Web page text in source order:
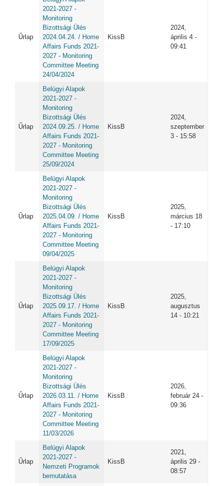
Űrlap
2021-2027 -
Monitoring
Bizottsági Ülés
2024.04.24. / Home
Affairs Funds 2021-
2027 - Monitoring
Committee Meeting
24/04/2024
KissB
2024,
április 4 -
09:41
Űrlap
Belügyi Alapok
2021-2027 -
Monitoring
Bizottsági Ülés
2024.09.25. / Home
Affairs Funds 2021-
2027 - Monitoring
Committee Meeting
25/09/2024
KissB
2024,
szeptember
3 - 15:58
Űrlap
Belügyi Alapok
2021-2027 -
Monitoring
Bizottsági Ülés
2025.04.09. / Home
Affairs Funds 2021-
2027 - Monitoring
Committee Meeting
09/04/2025
KissB
2025,
március 18
- 17:10
Űrlap
Belügyi Alapok
2021-2027 -
Monitoring
Bizottsági Ülés
2025.09.17. / Home
Affairs Funds 2021-
2027 - Monitoring
Committee Meeting
17/09/2025
KissB
2025,
augusztus
14 - 10:21
Űrlap
Belügyi Alapok
2021-2027 -
Monitoring
Bizottsági Ülés
2026.03.11. / Home
Affairs Funds 2021-
2027 - Monitoring
Committee Meeting
11/03/2026
KissB
2026,
február 24 -
09:36
Űrlap
Belügyi Alapok
2021-2027 -
Nemzeti Programok
bemutatása
KissB
2021,
április 29 -
08:57